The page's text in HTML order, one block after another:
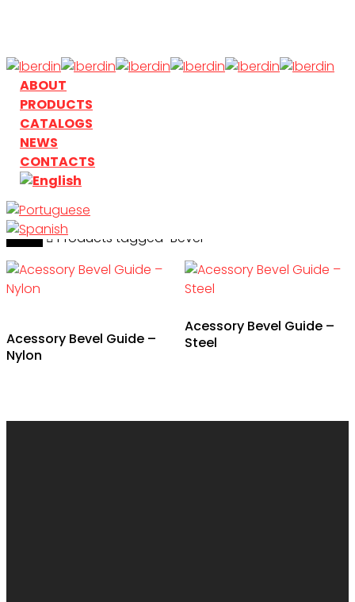
main
content
search
Menu
ABOUT
PRODUCTS
CATALOGS
NEWS
CONTACTS
search
Home Products tagged “Bevel”
Acessory Bevel Guide –
Nylon
Acessory Bevel Guide –
Steel